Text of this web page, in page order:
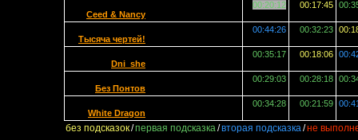
Ceed & Nancy
00:20:12 00:17:45
Тысяча чертей!
00:44:26 00:32:23
Dni_she
00:35:17 00:18:06
Без Понтов
00:29:03 00:28:18
White Dragon
00:34:28 00:21:59
без подсказок/первая подсказка/вторая подсказка/не